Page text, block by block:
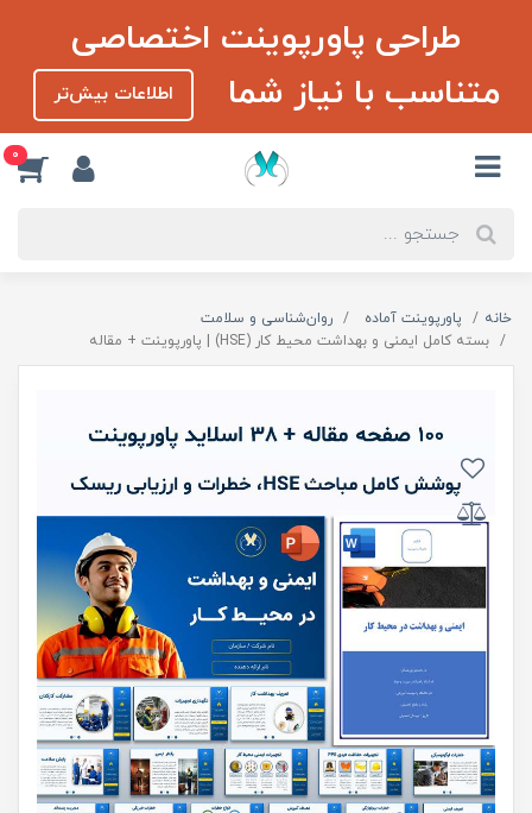
طراحی پاورپوینت اختصاصی
متناسب با نیاز شما
اطلاعات بیش‌تر
0
خانه پاورپوینت آماده
روان‌شناسی و سلامت
بسته کامل ایمنی و بهداشت محیط کار (HSE) | پاورپوینت + مقاله